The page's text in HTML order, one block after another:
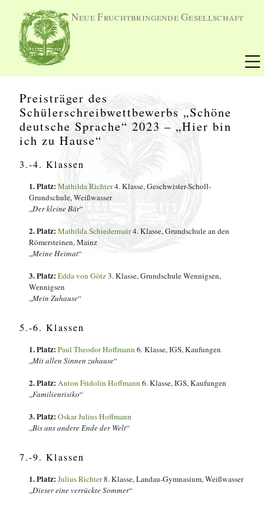
Neue Fruchtbringende Gesellschaft
Preisträger des
Schülerschreibwettbewerbs „Schöne
deutsche Sprache“ 2023 – „Hier bin
ich zu Hause“
3.-4. Klassen
1. Platz:Mathilda Richter4. Klasse,Geschwister-Scholl-
Grundschule, Weißwasser
„Der kleine Bär“
2. Platz:Mathilda Schiedermair4. Klasse,Grundschule an den
Römersteinen, Mainz
„Meine Heimat“
3. Platz:Edda von Götz3. Klasse,Grundschule Wennigsen,
Wennigsen
„Mein Zuhause“
5.-6. Klassen
1. Platz:Paul Theodor Hoffmann 6. Klasse,IGS, Kaufungen
„Mit allen Sinnen zuhause“
2. Platz:Anton Fridolin Hoffmann 6. Klasse,IGS, Kaufungen
„Familienrisiko“
3. Platz:Oskar Julius Hoffmann
„Bis ans andere Ende der Welt“
7.-9. Klassen
1. Platz:Julius Richter8. Klasse,Landau-Gymnasium, Weißwasser
„Dieser eine verrückte Sommer“